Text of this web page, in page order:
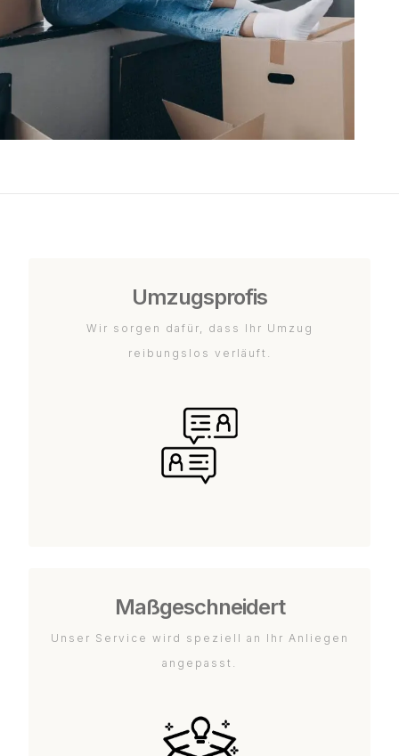
Umzugsprofis
Wir sorgen dafür, dass Ihr Umzug
reibungslos verläuft.
Maßgeschneidert
Unser Service wird speziell an Ihr Anliegen
angepasst.